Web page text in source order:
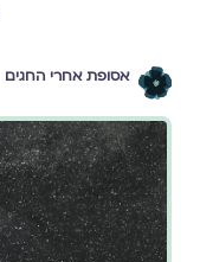
אסופת אחרי החגים